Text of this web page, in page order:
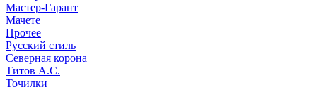
Мастер-Гарант
Мачете
Прочее
Русский стиль
Северная корона
Титов А.С.
Точилки